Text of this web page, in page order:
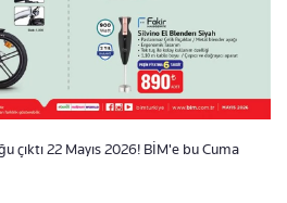
çıktı 22 Mayıs 2026! BİM'e bu Cuma